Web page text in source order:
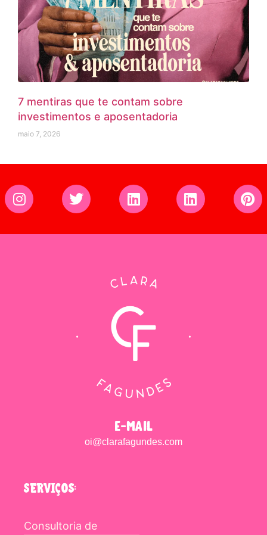
7 mentiras que te contam sobre
investimentos e aposentadoria
maio 7, 2026
e-mail
oi@clarafagundes.com
SERVIÇOS:
Consultoria de